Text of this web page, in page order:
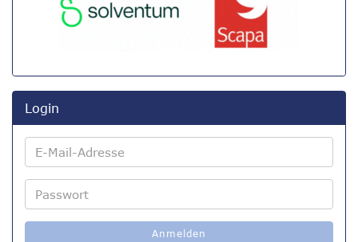
Login
E-
Mail-
Passwort
Anmelden